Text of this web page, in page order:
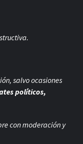
salvo ocasiones
políticos,
conmoderación y